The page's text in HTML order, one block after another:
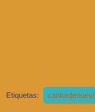
Etiquetas: